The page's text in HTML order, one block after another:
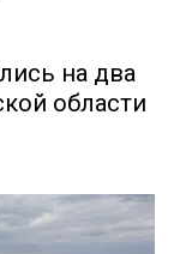
на два
области